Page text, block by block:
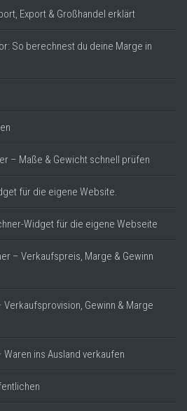
Export & Großhandel erklärt
So berechnest du deine Marge in
– Maße & Gewicht schnell prüfen
für die eigene Website.
Widget für die eigene Webseite
– Verkaufspreis, Marge & Gewinn
Gewinn & Marge
ins Ausland verkaufen